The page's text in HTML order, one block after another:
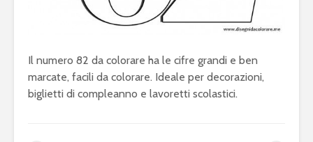
Il numero 82 da colorare ha le cifre grandi e ben
marcate, facili da colorare. Ideale per decorazioni,
biglietti di compleanno e lavoretti scolastici.